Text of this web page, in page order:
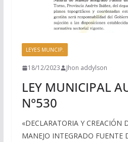
LEYES MUNCIP.
18/12/2023 Jhon addylson
LEY MUNICIPAL
N°530
«DECLARATORIA Y CREACIÓN
MANEJO INTEGRADO FUENTE